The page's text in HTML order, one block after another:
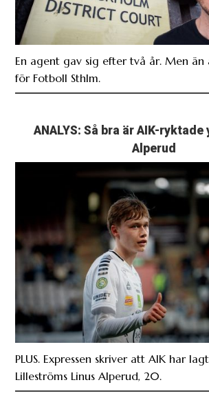
En agent gav sig efter två år. Men
för Fotboll Sthlm.
ANALYS: Så bra är AIK-
Alperud
PLUS. Expressen skriver att AIK har
Lilleströms Linus Alperud, 20.